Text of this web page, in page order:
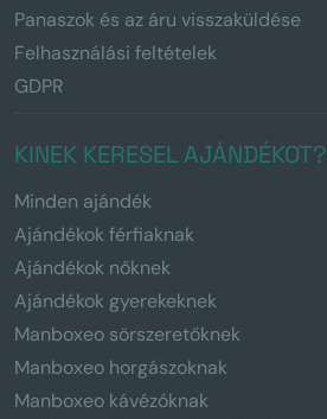
Panaszok és az áru visszaküldése
Felhasználási feltételek
GDPR
KINEK KERESEL AJÁNDÉKOT?
Minden ajándék
Ajándékok férfiaknak
Ajándékok nőknek
Ajándékok gyerekeknek
Manboxeo sörszeretőknek
Manboxeo horgászoknak
Manboxeo kávézóknak